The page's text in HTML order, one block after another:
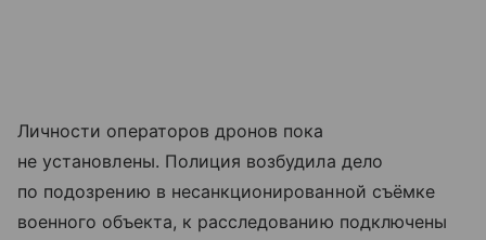
Личности операторов дронов пока
не установлены. Полиция возбудила дело
по подозрению в несанкционированной съёмке
военного объекта, к расследованию подключены